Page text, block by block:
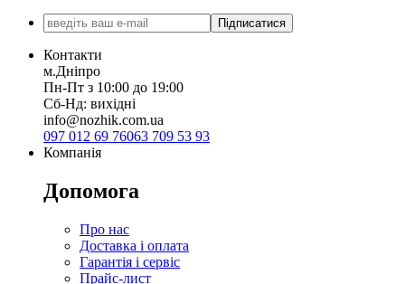
Підписатися
Контакти
м.Дніпро
Пн-Пт з 10:00 до 19:00
Сб-Нд: вихідні
info@nozhik.com.ua
097 012 69 76063 709 53 93
Компанія
Допомога
Про нас
Доставка і оплата
Гарантія і сервіс
Прайс-лист